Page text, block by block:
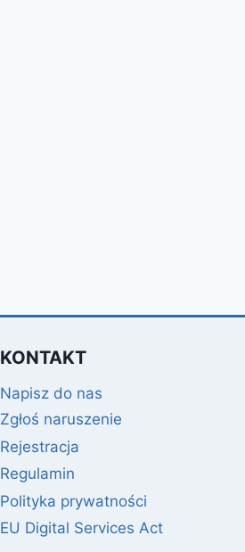
KONTAKT
Napisz do nas
Zgłoś naruszenie
Rejestracja
Regulamin
Polityka prywatności
EU Digital Services Act